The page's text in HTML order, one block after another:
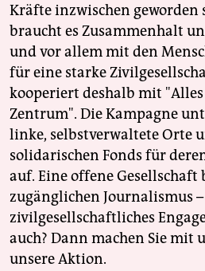
Kräfte inzwischen geworden
braucht es Zusammenhalt
und vor allem mit den
für eine starke
kooperiert deshalb mit
Zentrum". Die Kampagne
linke, selbstverwaltete Orte
solidarischen Fonds für
auf. Eine offene
zugänglichen Journalismus
zivilgesellschaftliches
auch? Dann machen Sie mit
unsere Aktion.